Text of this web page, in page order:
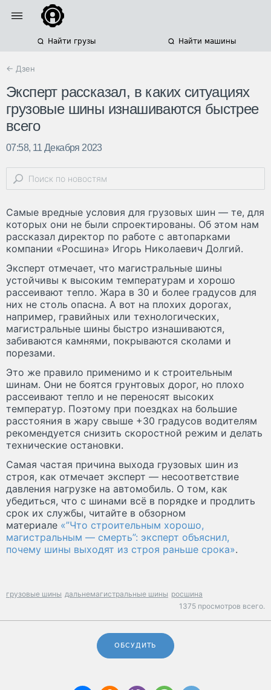
Найти грузы Найти машины
← Дзен
Эксперт рассказал, в каких ситуациях
грузовые шины изнашиваются быстрее
всего
07:58, 11 Декабря 2023
Самые вредные условия для грузовых шин — те, для
которых они не были спроектированы. Об этом нам
рассказал директор по работе с автопарками
компании «Росшина» Игорь Николаевич Долгий.
Эксперт отмечает, что магистральные шины
устойчивы к высоким температурам и хорошо
рассеивают тепло. Жара в 30 и более градусов для
них не столь опасна. А вот на плохих дорогах,
например, гравийных или технологических,
магистральные шины быстро изнашиваются,
забиваются камнями, покрываются сколами и
порезами.
Это же правило применимо и к строительным
шинам. Они не боятся грунтовых дорог, но плохо
рассеивают тепло и не переносят высоких
температур. Поэтому при поездках на большие
расстояния в жару свыше +30 градусов водителям
рекомендуется снизить скоростной режим и делать
технические остановки.
Самая частая причина выхода грузовых шин из
строя, как отмечает эксперт — несоответствие
давления нагрузке на автомобиль. О том, как
убедиться, что с шинами всё в порядке и продлить
срок их службы, читайте в обзорном
материале «”Что строительным хорошо,
магистральным — смерть”: эксперт объяснил,
почему шины выходят из строя раньше срока».
грузовые шины дальнемагистральные шины росшина
1375 просмотров всего.
ОБСУДИТЬ